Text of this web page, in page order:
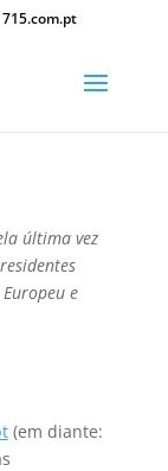
última vez
e
(em diante: